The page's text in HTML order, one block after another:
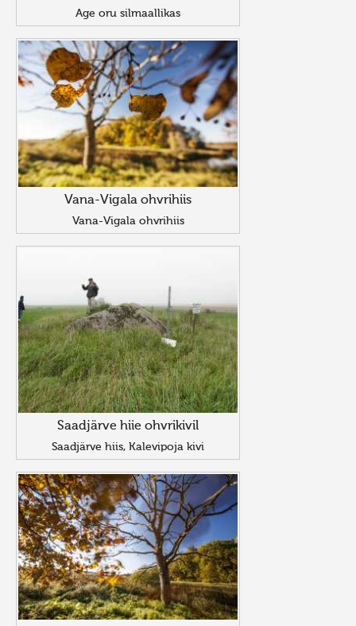
Age oru silmaallikas
Vana-Vigala ohvrihiis
Vana-Vigala ohvrihiis
Saadjärve hiie ohvrikivil
Saadjärve hiis, Kalevipoja kivi